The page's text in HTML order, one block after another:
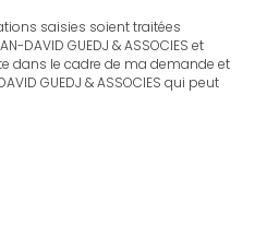
saisies soient traitées
DAVID GUEDJ & ASSOCIES et
dans le cadre de ma demande et
GUEDJ & ASSOCIES qui peut